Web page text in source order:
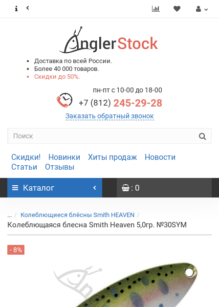
Доставка по всей России.
Более 40 000 товаров.
Скидки до 50%.
пн-пт с 10-00 до 18-00
+7 (812) 245-29-28
Заказать обратный звонок
Скидки! Новинки Хиты продаж
Новости
Статьи
Отзывы
Каталог : 0
... Колеблющиеся блёсны Smith HEAVEN
Колеблющаяся блесна Smith Heaven 5,0гр. №30SYM
- 8%